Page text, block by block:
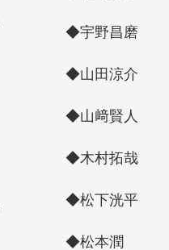
◆宇野昌磨
◆山田涼介
◆山﨑賢人
◆木村拓哉
◆松下洸平
◆松本潤